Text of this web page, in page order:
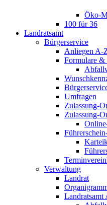
Öko-
100 für 36
Landratsamt
Bürgerservice
Anliegen A-
Formulare &
Umfragen
Zulassung-
Zulassung-
Verwaltung
Landrat
Landratsamt